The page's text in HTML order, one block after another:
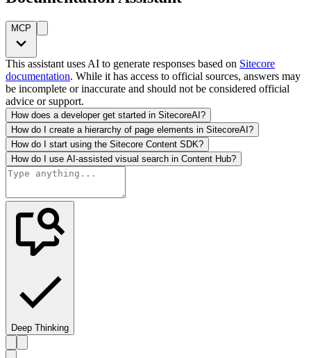
MCP
This assistant uses AI to generate responses based on Sitecore
documentation. While it has access to official sources, answers may
be incomplete or inaccurate and should not be considered official
advice or support.
How does a developer get started in SitecoreAI?
How do I create a hierarchy of page elements in SitecoreAI?
How do I start using the Sitecore Content SDK?
How do I use AI-assisted visual search in Content Hub?
Deep Thinking